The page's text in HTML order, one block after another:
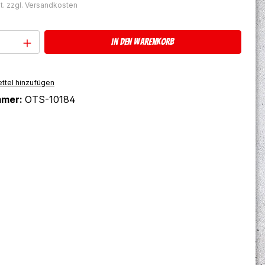
zzgl. Versandkosten
Anzahl: Gib den gewünschten Wert
In den Warenkorb
hinzufügen
OTS-10184